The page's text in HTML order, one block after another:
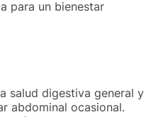
para un bienestar
salud digestiva general y
abdominal ocasional.